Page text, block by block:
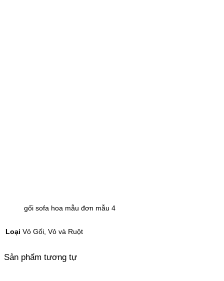
gối sofa hoa mẫu đơn mẫu 4
Loại Vỏ Gối, Vỏ và Ruột
Sản phẩm tương tự